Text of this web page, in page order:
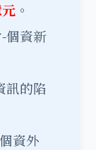
。
個資新
訊的陷
資外